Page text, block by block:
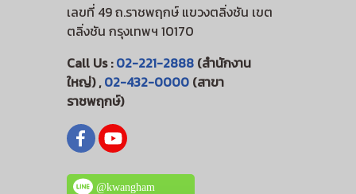
เลขที่ 49 ถ.ราชพฤกษ์ แขวงตลิ่งชัน เขต
ตลิ่งชัน กรุงเทพฯ 10170
Call Us :02-221-2888(สำนักงาน
ใหญ่) ,02-432-0000(สาขา
ราชพฤกษ์)
@kwangham